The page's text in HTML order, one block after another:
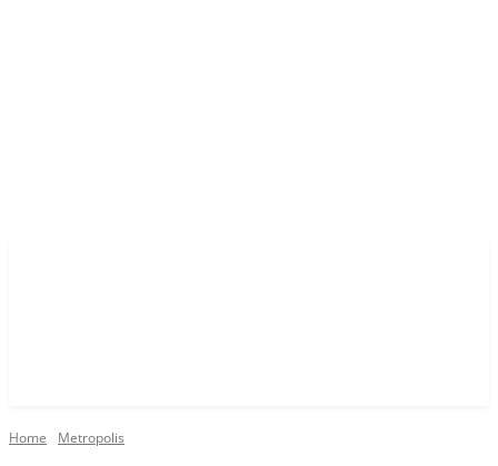
Home Metropolis